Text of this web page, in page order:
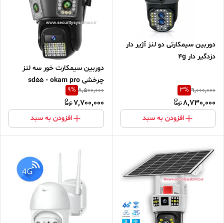
دوربین سیمکارتی دو لنز آژیر دار
دزدگیر دار 4g
9,000,000
3%
8,730,000
افزودن به سبد
دوربین سیمکارت خور سه لنز
چرخشی sd55 - okam pro
8,500,000
9%
7,700,000
افزودن به سبد